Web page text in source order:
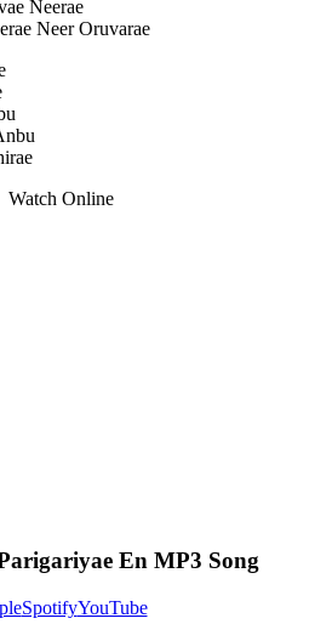
Neerae
Neer Oruvarae
Watch Online
En MP3 Song
SpotifyYouTube